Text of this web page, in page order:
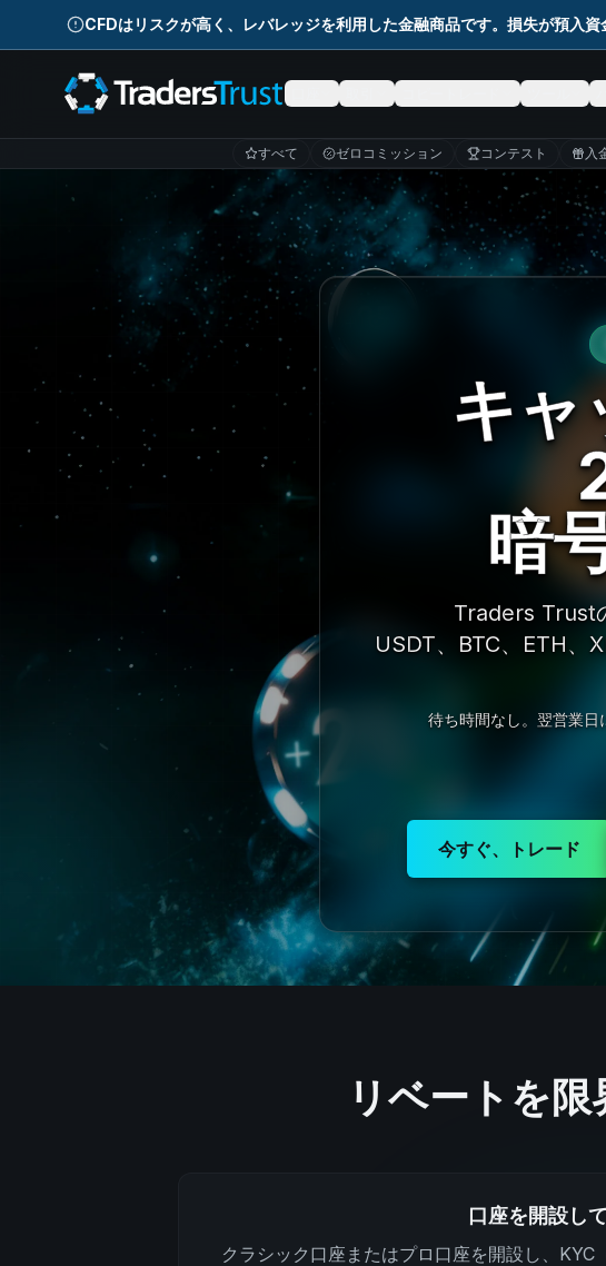
CFDはリスクが高く、レバレッジを利用した金融商品です。損失が預入
Skip to main content
すべて ゼロコミッション コンテスト 入
キャ
暗
Traders Trust
USDT、BTC、ETH、
待ち時間なし。翌営業日
今すぐ、トレード
リベートを
口座を開設し
クラシック口座またはプロ口座を開設し、KYC